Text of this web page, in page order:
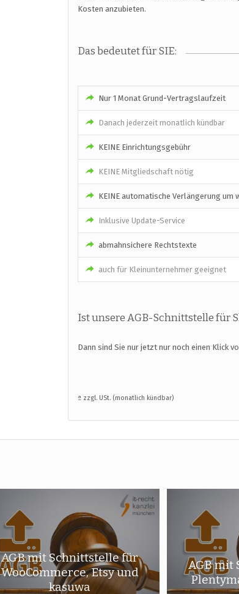
Kosten anzubieten.
Das bedeutet für SIE:
Nur 1 Monat Grund-Vertragslaufzeit
Danach jederzeit monatlich kündbar
KEINE Einrichtungsgebühr
KEINE Mitgliedschaft nötig
KEINE automatische Verlängerung um
Inklusive Update-Service
abmahnsichere Rechtstexte
auch für Kleinunternehmer geeignet
Ist unsere AGB-Schnittstelle für
Dann sind Sie nur jetzt nur noch einen Klick
ª zzgl. USt. (monatlich kündbar)
AGB mit Schnittstelle für
WooCommerce, Etsy und
kasuwa
AGB mit